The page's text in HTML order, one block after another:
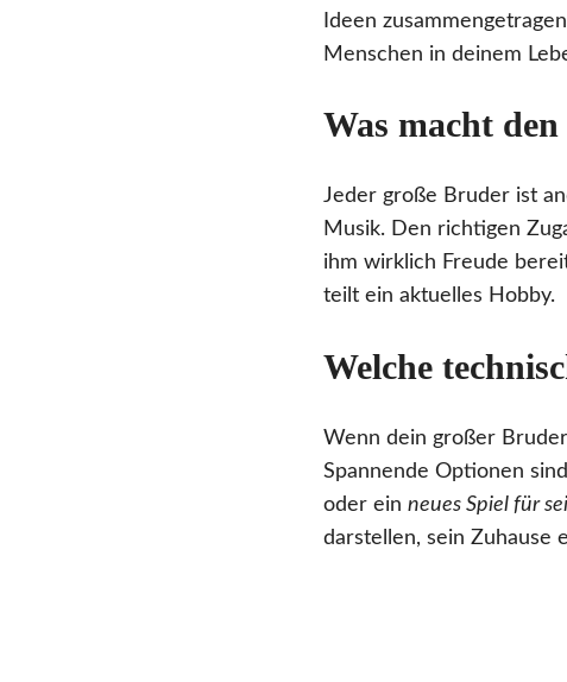
Ideen
Menschen in deinem
Was macht
Jeder große Bruder ist
Musik. Den richtigen
ihm wirklich Freude
teilt ein aktuelles Hobby.
Welche
Wenn dein großer
Spannende Optionen
oder ein neues Spiel für
darstellen, sein Zuhause